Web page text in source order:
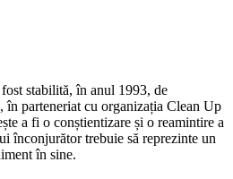
stabilită, în anul 1993, de
parteneriat cu organizația Clean Up
a fi o conștientizare și o reamintire a
înconjurător trebuie să reprezinte un
în sine.